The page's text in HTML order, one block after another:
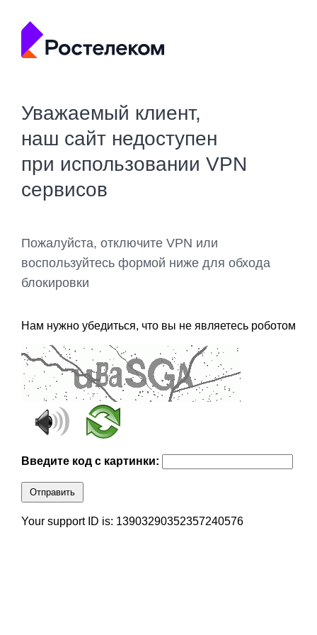
Уважаемый клиент,
наш сайт недоступен
при использовании VPN
сервисов
Пожалуйста, отключите VPN или
воспользуйтесь формой ниже для обхода
блокировки
Нам нужно убедиться, что вы не являетесь роботом
Введите код с картинки:
Отправить
Your support ID is: 13903290352357240576